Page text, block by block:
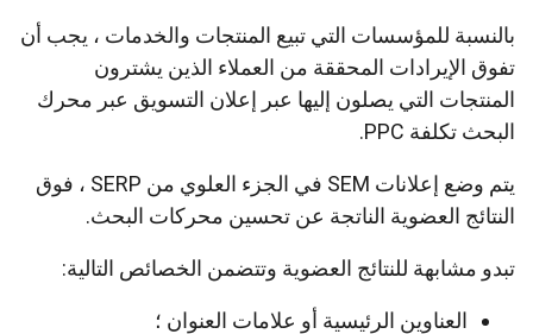
بالنسبة للمؤسسات التي تبيع المنتجات والخدمات ، يجب أن
تفوق الإيرادات المحققة من العملاء الذين يشترون
المنتجات التي يصلون إليها عبر إعلان التسويق عبر محرك
البحث تكلفة PPC.
يتم وضع إعلانات SEM في الجزء العلوي من SERP ، فوق
النتائج العضوية الناتجة عن تحسين محركات البحث.
تبدو مشابهة للنتائج العضوية وتتضمن الخصائص التالية:
العناوين الرئيسية أو علامات العنوان ؛